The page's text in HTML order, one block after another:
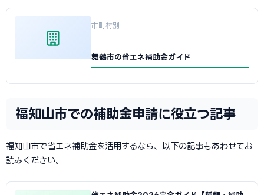
市町村別
舞鶴市の省エネ補助金ガイド
福知山市での補助金申請に役立つ記事
福知山市で省エネ補助金を活用するなら、以下の記事もあわせてお
読みください。